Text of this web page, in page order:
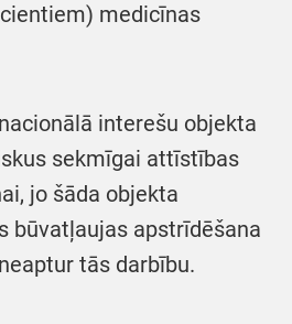
medicīnas
interešu objekta
sekmīgai attīstības
jo šāda objekta
būvatļaujas apstrīdēšana
tās darbību.